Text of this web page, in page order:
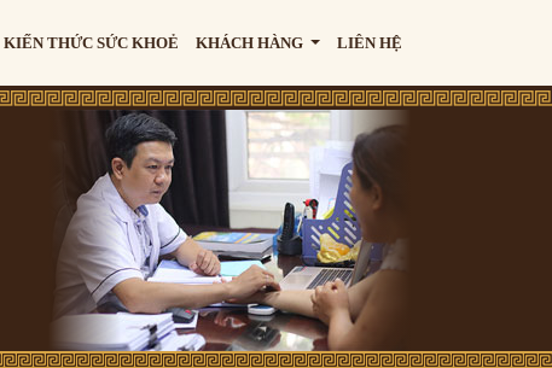
KIẾN THỨC SỨC KHOẺ KHÁCH HÀNG LIÊN HỆ